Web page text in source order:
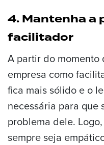
4. Mantenha a
facilitador
A partir do momento
empresa como
fica mais sólido e o
necessária para que
problema dele.
sempre seja